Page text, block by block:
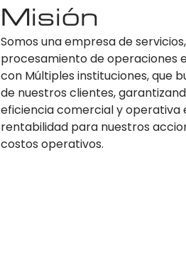
Misión
Somos una empresa de
procesamiento de operaciones
con Múltiples instituciones, que
de nuestros clientes,
eficiencia comercial y operativa
rentabilidad para nuestros
costos operativos.